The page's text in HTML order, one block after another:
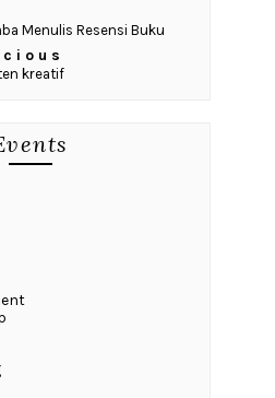
Menulis Resensi Buku
i o u s
kreatif